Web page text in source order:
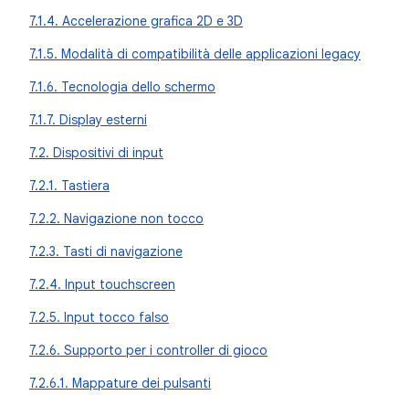
7.1.4. Accelerazione grafica 2D e 3D
7.1.5. Modalità di compatibilità delle applicazioni legacy
7.1.6. Tecnologia dello schermo
7.1.7. Display esterni
7.2. Dispositivi di input
7.2.1. Tastiera
7.2.2. Navigazione non tocco
7.2.3. Tasti di navigazione
7.2.4. Input touchscreen
7.2.5. Input tocco falso
7.2.6. Supporto per i controller di gioco
7.2.6.1. Mappature dei pulsanti